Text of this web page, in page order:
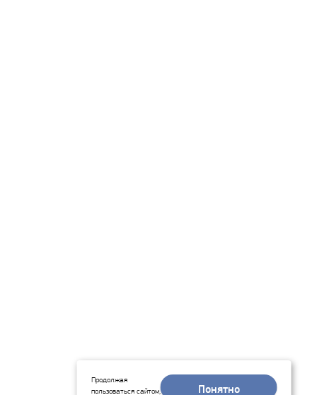
Продолжая
пользоваться сайтом,
Понятно